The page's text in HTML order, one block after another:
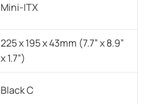
Mini-ITX
225 x 195 x 43mm (7.7” x 8.9”
x 1.7”)
Black C